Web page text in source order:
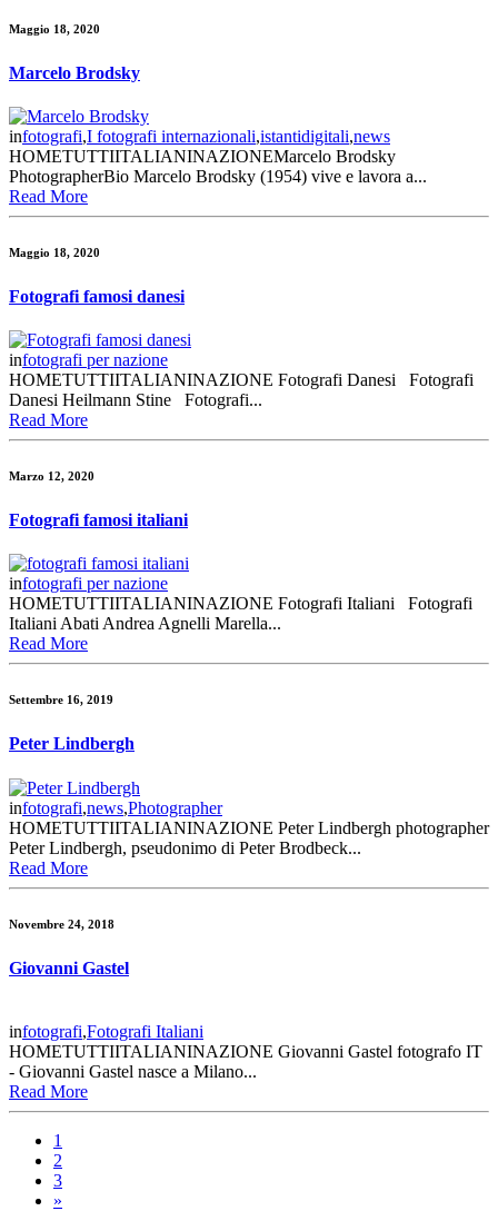
Maggio 18, 2020
Marcelo Brodsky
infotografi,I fotografi internazionali,istantidigitali,news
HOMETUTTIITALIANINAZIONEMarcelo Brodsky
PhotographerBio Marcelo Brodsky (1954) vive e lavora a...
Read More
Maggio 18, 2020
Fotografi famosi danesi
infotografi per nazione
HOMETUTTIITALIANINAZIONE Fotografi Danesi Fotografi
Danesi Heilmann Stine Fotografi...
Read More
Marzo 12, 2020
Fotografi famosi italiani
infotografi per nazione
HOMETUTTIITALIANINAZIONE Fotografi Italiani Fotografi
Italiani Abati Andrea Agnelli Marella...
Read More
Settembre 16, 2019
Peter Lindbergh
infotografi,news,Photographer
HOMETUTTIITALIANINAZIONE Peter Lindbergh photographer
Peter Lindbergh, pseudonimo di Peter Brodbeck...
Read More
Novembre 24, 2018
Giovanni Gastel
infotografi,Fotografi Italiani
HOMETUTTIITALIANINAZIONE Giovanni Gastel fotografo IT
- Giovanni Gastel nasce a Milano...
Read More
1
2
3
»